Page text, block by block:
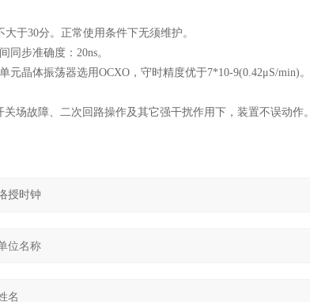
大于30分。正常使用条件下无须维护。
同步准确度： 20ns。
元晶体振荡器选用OCXO ，守时精度优于7*10-9(0.42μS/min)。
场故障、二次回路操作及其它强干扰作用下，装置不误动作。